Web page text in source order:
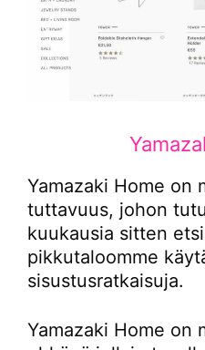
Yamazaki Home on
tuttavuus, johon
kuukausia sitten
pikkutaloomme
sisustusratkaisuja.
Yamazaki Home on